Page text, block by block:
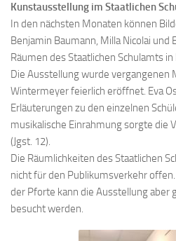
Kunstausstellung im Staatlichen
In den nächsten Monaten können
Benjamin Baumann, Milla Nicolai und
Räumen des Staatlichen Schulamts
Die Ausstellung wurde vergangenen
Wintermeyer feierlich eröffnet. Eva
Erläuterungen zu den einzelnen
musikalische Einrahmung sorgte die
(Jgst. 12).
Die Räumlichkeiten des Staatlichen
nicht für den Publikumsverkehr
der Pforte kann die Ausstellung aber
besucht werden.